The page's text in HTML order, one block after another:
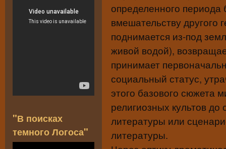
определенного периода
вмешательству другого
поднимается из-под
живой водой),
принимает
социальный статус,
этого базового сюжета
религиозных культов
литературы или
литературы.
"В поисках
темного Логоса"